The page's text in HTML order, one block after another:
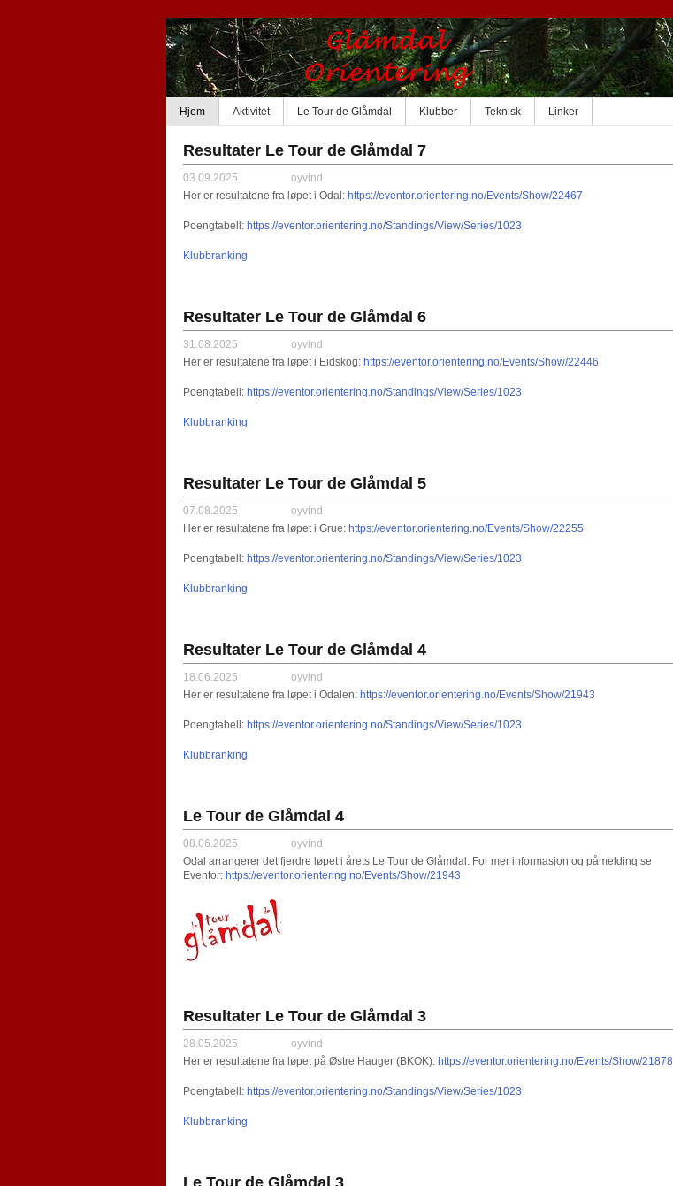
Hjem Aktivitet Le Tour de Glåmdal Klubber Teknisk Linker
Resultater Le Tour de Glåmdal 7
03.09.2025
oyvind
Her er resultatene fra løpet i Odal: https://eventor.orientering.no/Events/Show/22467
Poengtabell: https://eventor.orientering.no/Standings/View/Series/1023
Klubbranking
Resultater Le Tour de Glåmdal 6
31.08.2025
oyvind
Her er resultatene fra løpet i Eidskog: https://eventor.orientering.no/Events/Show/22446
Poengtabell: https://eventor.orientering.no/Standings/View/Series/1023
Klubbranking
Resultater Le Tour de Glåmdal 5
07.08.2025
oyvind
Her er resultatene fra løpet i Grue: https://eventor.orientering.no/Events/Show/22255
Poengtabell: https://eventor.orientering.no/Standings/View/Series/1023
Klubbranking
Resultater Le Tour de Glåmdal 4
18.06.2025
oyvind
Her er resultatene fra løpet i Odalen: https://eventor.orientering.no/Events/Show/21943
Poengtabell: https://eventor.orientering.no/Standings/View/Series/1023
Klubbranking
Le Tour de Glåmdal 4
08.06.2025
oyvind
Odal arrangerer det fjerdre løpet i årets Le Tour de Glåmdal. For mer informasjon og påmelding se
Eventor: https://eventor.orientering.no/Events/Show/21943
Resultater Le Tour de Glåmdal 3
28.05.2025
oyvind
Her er resultatene fra løpet på Østre Hauger (BKOK): https://eventor.orientering.no/Events/Show/21878
Poengtabell: https://eventor.orientering.no/Standings/View/Series/1023
Klubbranking
Le Tour de Glåmdal 3